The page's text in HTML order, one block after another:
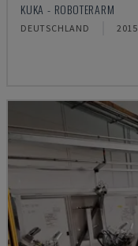
KUKA - ROBOTERARM
DEUTSCHLAND 2015